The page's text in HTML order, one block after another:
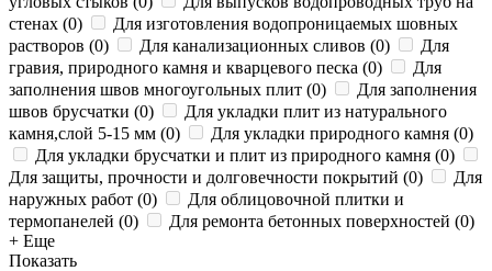
стенах (0)
Для изготовления водопроницаемых шовных
растворов (0) Для канализационных сливов (0)
Для
гравия, природного камня и кварцевого песка (0)
Для
заполнения швов многоугольных плит (0)
Для заполнения
швов брусчатки (0)
Для укладки плит из натурального
камня,слой 5-15 мм (0) Для укладки природного камня (0)
Для укладки брусчатки и плит из природного камня (0)
Для защиты, прочности и долговечности покрытий (0)
Для
наружных работ (0)
Для облицовочной плитки и
термопанелей (0) Для ремонта бетонных поверхностей (0)
+ Еще
Показать